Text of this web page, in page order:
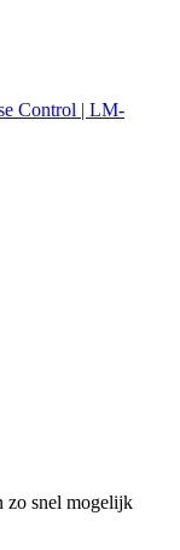
Control | LM-
zo snel mogelijk